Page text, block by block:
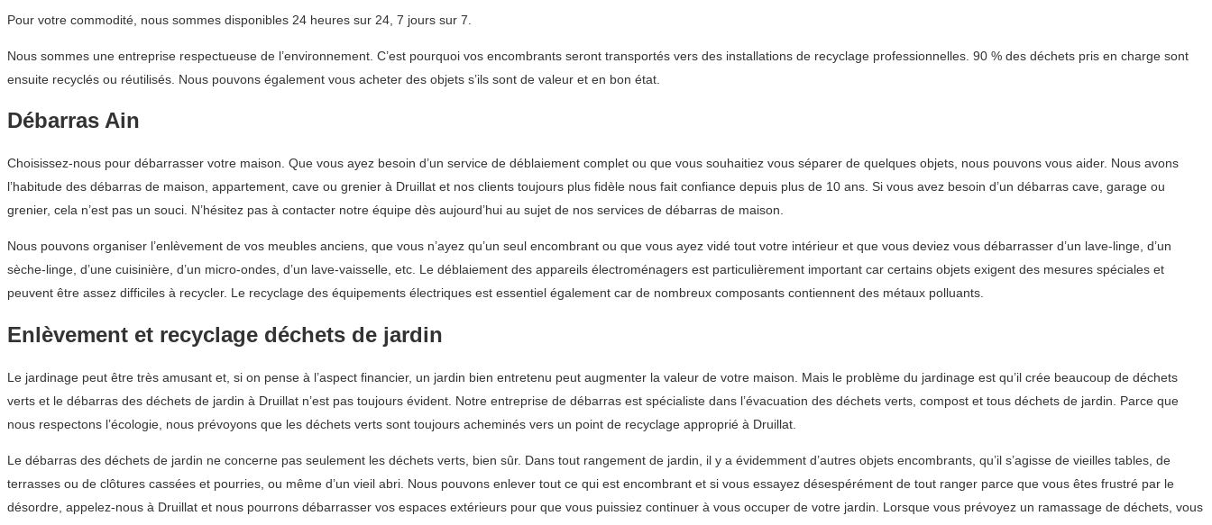
Pour votre commodité, nous sommes disponibles 24 heures sur 24, 7 jours sur 7.
Nous sommes une entreprise respectueuse de l’environnement. C’est pourquoi vos encombrants seront transportés vers des installations de recyclage professionnelles. 90 % des déchets pris en charge sont
ensuite recyclés ou réutilisés. Nous pouvons également vous acheter des objets s’ils sont de valeur et en bon état.
Débarras Ain
Choisissez-nous pour débarrasser votre maison. Que vous ayez besoin d’un service de déblaiement complet ou que vous souhaitiez vous séparer de quelques objets, nous pouvons vous aider. Nous avons
l’habitude des débarras de maison, appartement, cave ou grenier à Druillat et nos clients toujours plus fidèle nous fait confiance depuis plus de 10 ans. Si vous avez besoin d’un débarras cave, garage ou
grenier, cela n’est pas un souci. N’hésitez pas à contacter notre équipe dès aujourd’hui au sujet de nos services de débarras de maison.
Nous pouvons organiser l’enlèvement de vos meubles anciens, que vous n’ayez qu’un seul encombrant ou que vous ayez vidé tout votre intérieur et que vous deviez vous débarrasser d’un lave-linge, d’un
sèche-linge, d’une cuisinière, d’un micro-ondes, d’un lave-vaisselle, etc. Le déblaiement des appareils électroménagers est particulièrement important car certains objets exigent des mesures spéciales et
peuvent être assez difficiles à recycler. Le recyclage des équipements électriques est essentiel également car de nombreux composants contiennent des métaux polluants.
Enlèvement et recyclage déchets de jardin
Le jardinage peut être très amusant et, si on pense à l’aspect financier, un jardin bien entretenu peut augmenter la valeur de votre maison. Mais le problème du jardinage est qu’il crée beaucoup de déchets
verts et le débarras des déchets de jardin à Druillat n’est pas toujours évident. Notre entreprise de débarras est spécialiste dans l’évacuation des déchets verts, compost et tous déchets de jardin. Parce que
nous respectons l’écologie, nous prévoyons que les déchets verts sont toujours acheminés vers un point de recyclage approprié à Druillat.
Le débarras des déchets de jardin ne concerne pas seulement les déchets verts, bien sûr. Dans tout rangement de jardin, il y a évidemment d’autres objets encombrants, qu’il s’agisse de vieilles tables, de
terrasses ou de clôtures cassées et pourries, ou même d’un vieil abri. Nous pouvons enlever tout ce qui est encombrant et si vous essayez désespérément de tout ranger parce que vous êtes frustré par le
désordre, appelez-nous à Druillat et nous pourrons débarrasser vos espaces extérieurs pour que vous puissiez continuer à vous occuper de votre jardin. Lorsque vous prévoyez un ramassage de déchets, vous